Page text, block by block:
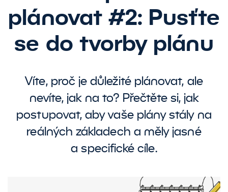
PL
plánovat #2: Pusťte
se do tvorby plánu
Víte, proč je důležité plánovat, ale
nevíte, jak na to? Přečtěte si, jak
postupovat, aby vaše plány stály na
reálných základech a měly jasné
a specifické cíle.